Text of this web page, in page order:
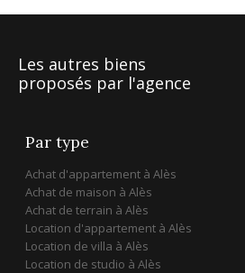
Les autres biens
proposés par l'agence
Par type
Achat d'appartement à Alès
Achat de maison à Alès
Achat de terrain à Alès
Location d'appartement à Alès
Location de villa à Alès
Location de studio à Alès